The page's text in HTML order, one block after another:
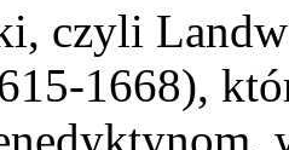
czyli
1668),